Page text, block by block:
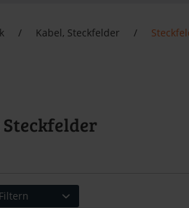
/ Kabel, Steckfelder /
Filtern